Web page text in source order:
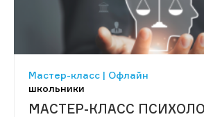
Мастер-класс | Офлайн
школьники
МАСТЕР-КЛАСС